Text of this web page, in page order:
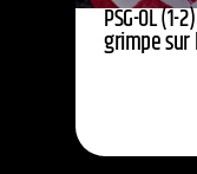
PSG-OL (1-
grimpe